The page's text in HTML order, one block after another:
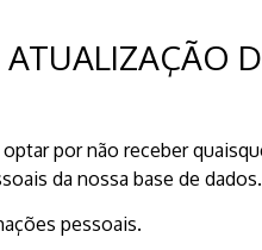
por não receber
da nossa base de dados.
pessoais.